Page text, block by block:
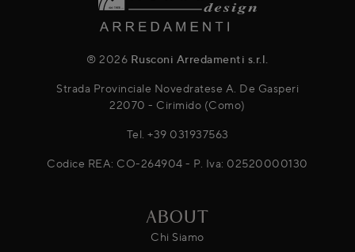
® 2026 Rusconi Arredamenti s.r.l.
Strada Provinciale Novedratese A. De Gasperi
22070 - Cirimido (Como)
Tel. +39 031937563
Codice REA: CO-264904 - P. Iva: 02520000130
ABOUT
Chi Siamo